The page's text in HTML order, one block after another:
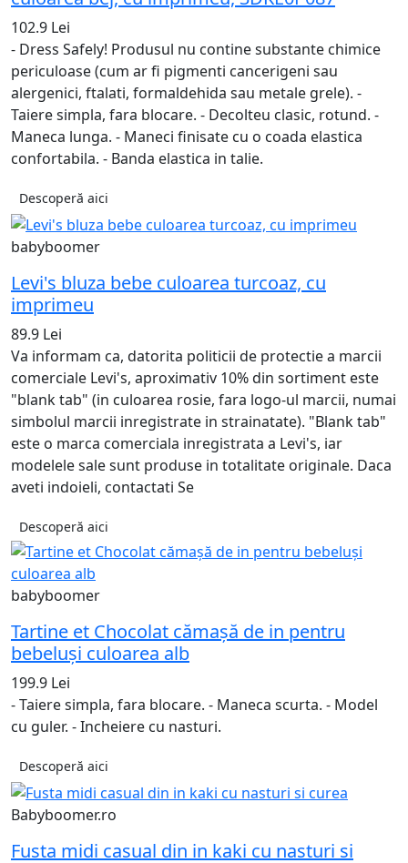
102.9 Lei
- Dress Safely! Produsul nu contine substante chimice
periculoase (cum ar fi pigmenti cancerigeni sau
alergenici, ftalati, formaldehida sau metale grele). -
Taiere simpla, fara blocare. - Decolteu clasic, rotund. -
Maneca lunga. - Maneci finisate cu o coada elastica
confortabila. - Banda elastica in talie.
Descoperă aici
babyboomer
Levi's bluza bebe culoarea turcoaz, cu
imprimeu
89.9 Lei
Va informam ca, datorita politicii de protectie a marcii
comerciale Levi's, aproximativ 10% din sortiment este
"blank tab" (in culoarea rosie, fara logo-ul marcii, numai
simbolul marcii inregistrate in strainatate). "Blank tab"
este o marca comerciala inregistrata a Levi's, iar
modelele sale sunt produse in totalitate originale. Daca
aveti indoieli, contactati Se
Descoperă aici
babyboomer
Tartine et Chocolat cămașă de in pentru
bebeluși culoarea alb
199.9 Lei
- Taiere simpla, fara blocare. - Maneca scurta. - Model
cu guler. - Incheiere cu nasturi.
Descoperă aici
Babyboomer.ro
Fusta midi casual din in kaki cu nasturi si